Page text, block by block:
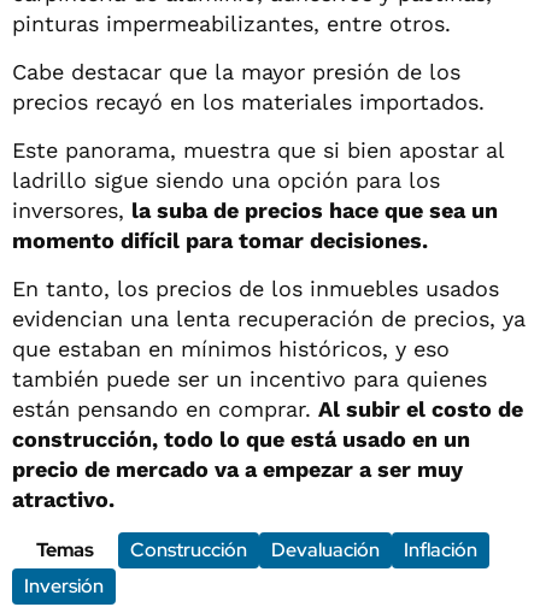
pinturas impermeabilizantes, entre otros.
Cabe destacar que la mayor presión de los
precios recayó en los materiales importados.
Este panorama, muestra que si bien apostar al
ladrillo sigue siendo una opción para los
inversores, la suba de precios hace que sea un
momento difícil para tomar decisiones.
En tanto, los precios de los inmuebles usados
evidencian una lenta recuperación de precios, ya
que estaban en mínimos históricos, y eso
también puede ser un incentivo para quienes
están pensando en comprar. Al subir el costo de
construcción, todo lo que está usado en un
precio de mercado va a empezar a ser muy
atractivo.
Temas
Construcción Devaluación
Inflación
Inversión